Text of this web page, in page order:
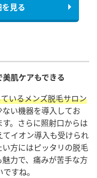
見る
肌ケアもできる
いるメンズ脱毛サロン
い機器を導入してお
。さらに照射口からは
イオン導入も受けられ
方にはピッタリの脱毛
力で、痛みが苦手な方
すね。